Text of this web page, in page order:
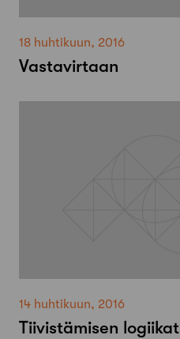
18 huhtikuun, 2016
Vastavirtaan
14 huhtikuun, 2016
Tiivistämisen logiikat